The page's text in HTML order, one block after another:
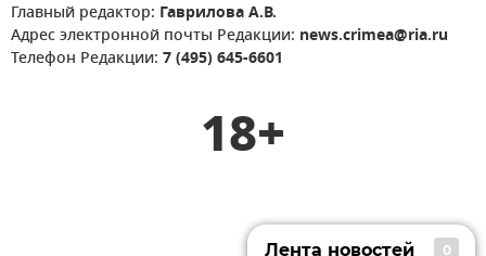
Главный редактор: Гаврилова А.В.
Адрес электронной почты Редакции: news.crimea@ria.ru
Телефон Редакции: 7 (495) 645-6601
18+
Лента новостей 0